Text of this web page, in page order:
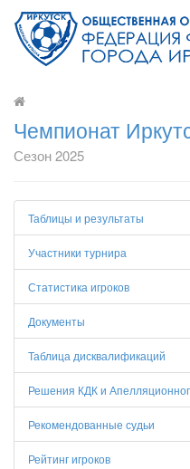
Чемпионат
Сезон 2025
Таблицы и результаты
Участники турнира
Статистика игроков
Документы
Таблица дисквалификаций
Решения КДК и
Рекомендованные судьи
Рейтинг игроков